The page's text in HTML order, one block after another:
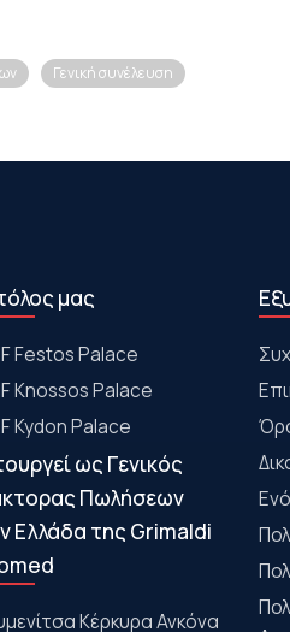
Γενική συνέλευση
μας
Festos Palace
Knossos Palace
Kydon Palace
ως Γενικός
Πωλήσεων
Ελλάδα της Grimaldi
Κέρκυρα Ανκόνα